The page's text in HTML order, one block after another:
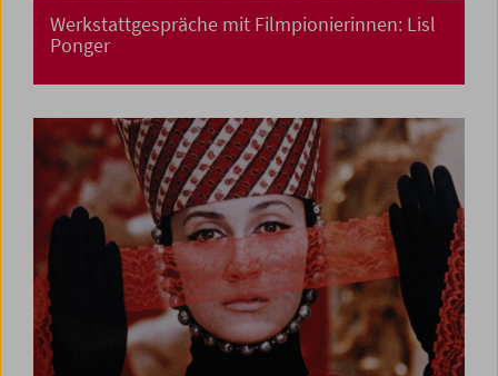
Werkstattgespräche mit Filmpionierinnen: Lisl
Ponger